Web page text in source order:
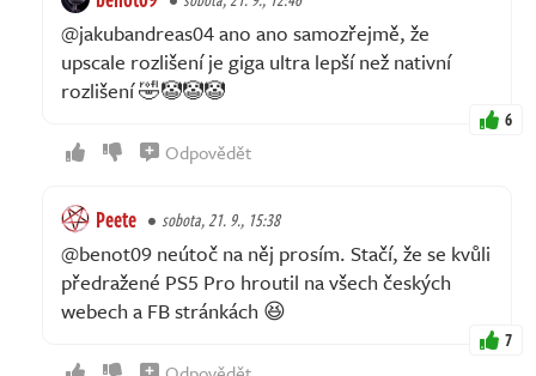
@jakubandreas04 ano ano samozřejmě, že
upscale rozlišení je giga ultra lepší než nativní
rozlišení 🤣🤡🤡🤡
6
Odpovědět
Peete sobota, 21. 9., 15:38
@benot09 neútoč na něj prosím. Stačí, že se kvůli
předražené PS5 Pro hroutil na všech českých
webech a FB stránkách 😆
7